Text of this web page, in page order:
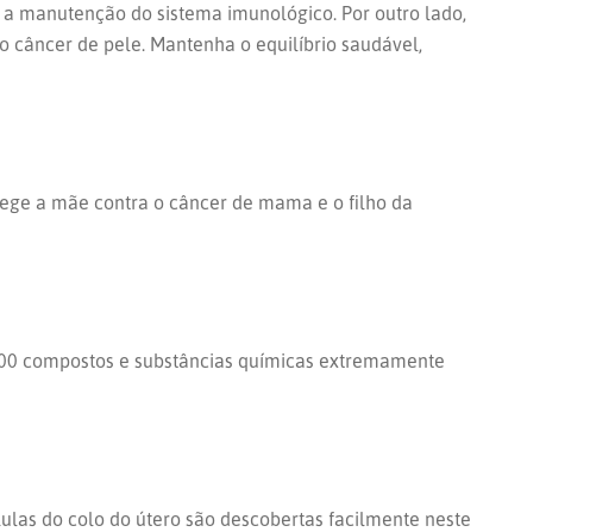
manutenção do sistema imunológico. Por outro lado,
câncer de pele. Mantenha o equilíbrio saudável,
a mãe contra o câncer de mama e o filho da
compostos e substâncias químicas extremamente
do colo do útero são descobertas facilmente neste